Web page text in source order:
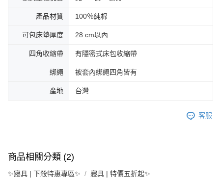
產品材質 100％純棉
可包床墊厚度 28 cm以內
四角收縮帶 有隱密式床包收縮帶
綁繩 被套內綁繩四角皆有
產地 台灣
客服
商品相關分類 (2)
✨寢具 | 下殺特惠專區✨ 寢具 | 特價五折起✨